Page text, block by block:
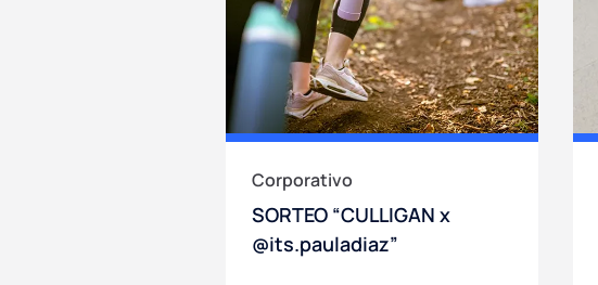
Corporativo
SORTEO “CULLIGAN x
@its.pauladiaz”